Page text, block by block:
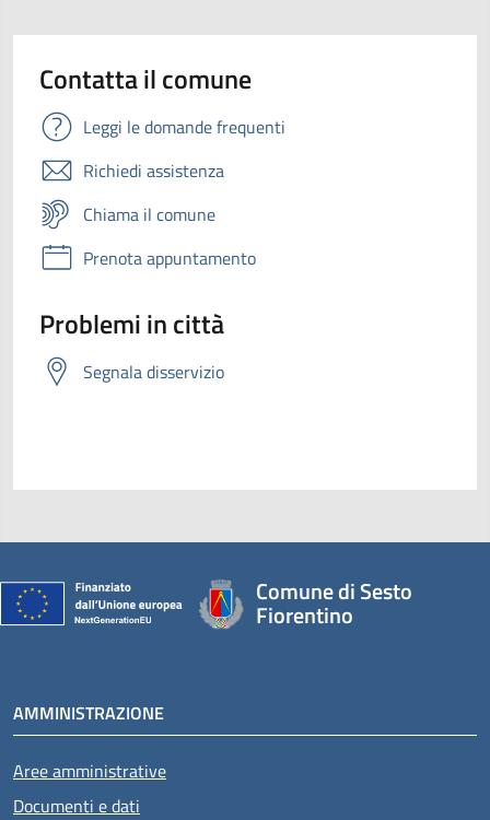
Contatta il comune
Leggi le domande frequenti
Richiedi assistenza
Chiama il comune
Prenota appuntamento
Problemi in città
Segnala disservizio
Comune di Sesto
Fiorentino
AMMINISTRAZIONE
Aree amministrative
Documenti e dati